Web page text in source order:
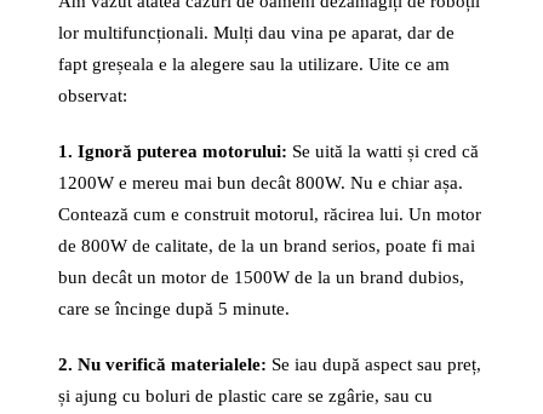
lor multifuncționali. Mulți dau vina pe aparat, dar de
fapt greșeala e la alegere sau la utilizare. Uite ce am
observat:
1. Ignoră puterea motorului: Se uită la watti și cred că
1200W e mereu mai bun decât 800W. Nu e chiar așa.
Contează cum e construit motorul, răcirea lui. Un motor
de 800W de calitate, de la un brand serios, poate fi mai
bun decât un motor de 1500W de la un brand dubios,
care se încinge după 5 minute.
2. Nu verifică materialele: Se iau după aspect sau preț,
și ajung cu boluri de plastic care se zgârie, sau cu